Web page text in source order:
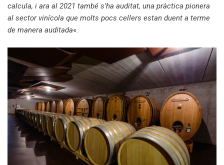
calcula, i ara al 2021 també s’ha auditat, una pràctica pionera
al sector vinícola que molts pocs cellers estan duent a terme
de manera auditada«.